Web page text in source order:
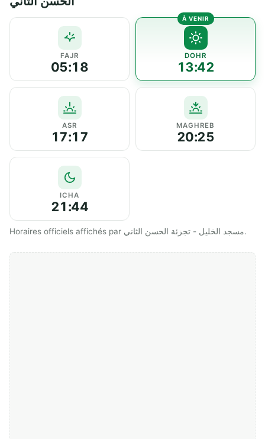
FAJR
05:18
DOHR
13:42
ASR
17:17
MAGHREB
20:25
ICHA
21:44
Horaires officiels affichés par مسجد الخليل - تجزئة الحسن الثاني.